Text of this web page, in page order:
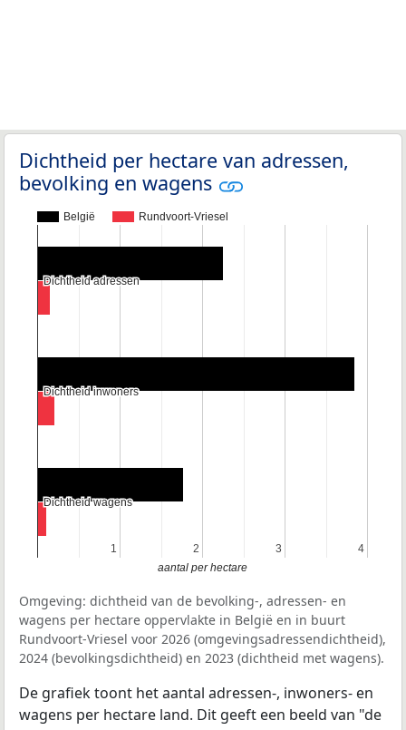
Dichtheid per hectare van adressen,
bevolking en wagens
België Rundvoort-Vriesel
1
1 2
2 3
3 4
4
Dichtheid adressen
Dichtheid adressen
Dichtheid inwoners
Dichtheid inwoners
Dichtheid wagens
Dichtheid wagens
aantal per hectare
Omgeving: dichtheid van de bevolking-, adressen- en
wagens per hectare oppervlakte in België en in buurt
Rundvoort-Vriesel voor 2026 (omgevingsadressendichtheid),
2024 (bevolkingsdichtheid) en 2023 (dichtheid met wagens).
De grafiek toont het aantal adressen-, inwoners- en
wagens per hectare land. Dit geeft een beeld van "de